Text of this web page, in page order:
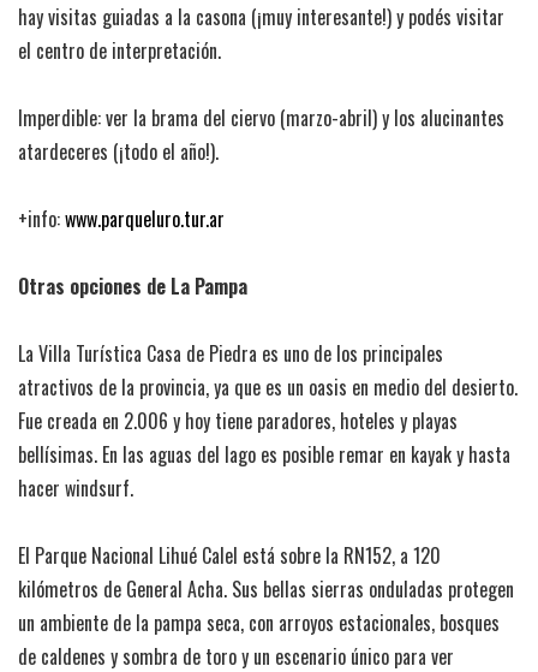
hay visitas guiadas a la casona (¡muy interesante!) y podés visitar
el centro de interpretación.
Imperdible: ver la brama del ciervo (marzo-abril) y los alucinantes
atardeceres (¡todo el año!).
+info:www.parqueluro.tur.ar
Otras opciones de La Pampa
La Villa Turística Casa de Piedra es uno de los principales
atractivos de la provincia, ya que es un oasis en medio del desierto.
Fue creada en 2.006 y hoy tiene paradores, hoteles y playas
bellísimas. En las aguas del lago es posible remar en kayak y hasta
hacer windsurf.
El Parque Nacional Lihué Calel está sobre la RN152, a 120
kilómetros de General Acha. Sus bellas sierras onduladas protegen
un ambiente de la pampa seca, con arroyos estacionales, bosques
de caldenes y sombra de toro y un escenario único para ver